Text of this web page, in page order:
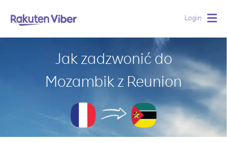
Login
Jak zadzwonić do
Mozambik z Reunion